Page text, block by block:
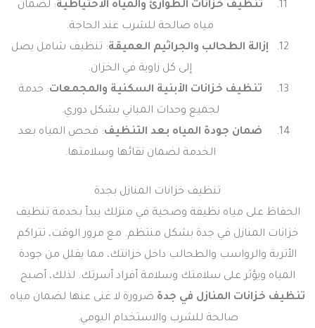
تنظيف خزانات الطوارئ والمياه الاحتياطية: لضمان
مياه صالحة للشرب عند الحاجة.
إزالة الطحالب والجراثيم العميقة: تنظيف شامل يصل
إلى كل زاوية في الخزان.
تنظيف خزانات الأبنية السكنية والمجمعات: خدمة
لجميع وحدات المباني بشكل دوري.
ضمان جودة المياه بعد التنظيف: فحص المياه بعد
الخدمة لضمان نقائها وسلامتها.
تنظيف خزانات المنازل بجدة
الحفاظ على مياه نظيفة وصحية في منزلك يبدأ بخدمة تنظيف
خزانات المنازل في جدة بشكل منتظم. مع مرور الوقت، تتراكم
الأتربة والرواسب والطحالب داخل خزانتك، مما يقلل من جودة
المياه ويؤثر على سلامتك وسلامة أفراد أسرتك. لذلك، أصبح
تنظيف خزانات المنازل في جدة ضرورة لا غنى عنها لضمان مياه
صالحة للشرب والاستخدام اليومي.